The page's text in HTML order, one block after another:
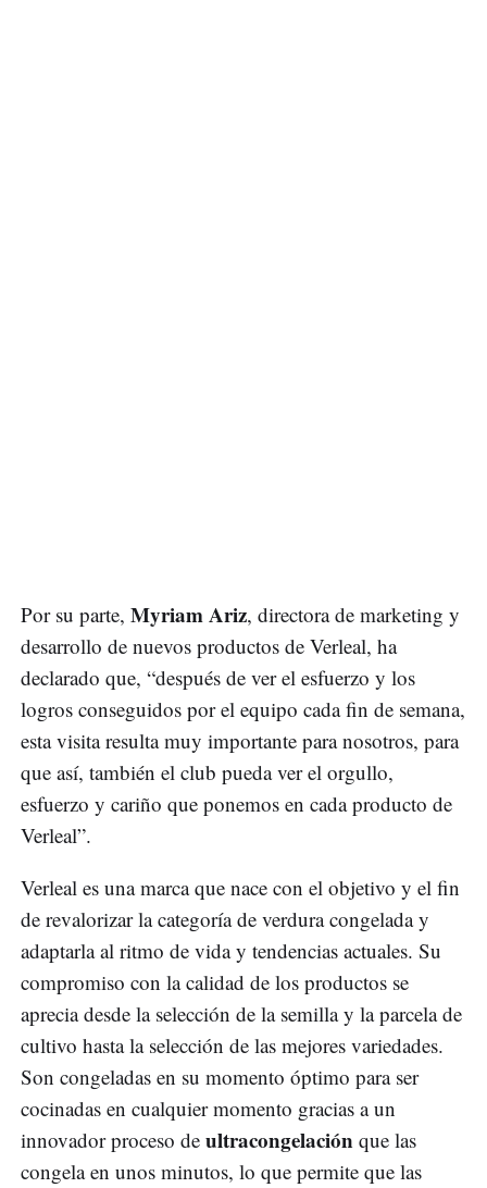
Por su parte, Myriam Ariz, directora de marketing y
desarrollo de nuevos productos de Verleal, ha
declarado que, “después de ver el esfuerzo y los
logros conseguidos por el equipo cada fin de semana,
esta visita resulta muy importante para nosotros, para
que así, también el club pueda ver el orgullo,
esfuerzo y cariño que ponemos en cada producto de
Verleal”.
Verleal es una marca que nace con el objetivo y el fin
de revalorizar la categoría de verdura congelada y
adaptarla al ritmo de vida y tendencias actuales. Su
compromiso con la calidad de los productos se
aprecia desde la selección de la semilla y la parcela de
cultivo hasta la selección de las mejores variedades.
Son congeladas en su momento óptimo para ser
cocinadas en cualquier momento gracias a un
innovador proceso de ultracongelación que las
congela en unos minutos, lo que permite que las